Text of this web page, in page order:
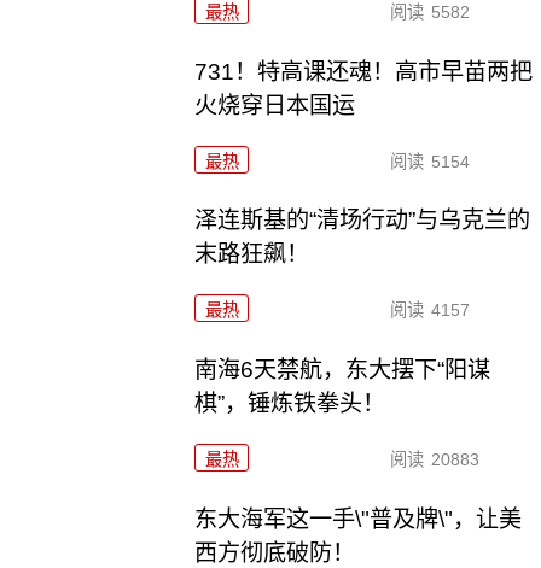
最热 阅读 5582
731！特高课还魂！高市早苗两把
火烧穿日本国运
最热 阅读 5154
泽连斯基的“清场行动”与乌克兰的
末路狂飙！
最热 阅读 4157
南海6天禁航，东大摆下“阳谋
棋”，锤炼铁拳头！
最热 阅读 20883
东大海军这一手\"普及牌\"，让美
西方彻底破防！